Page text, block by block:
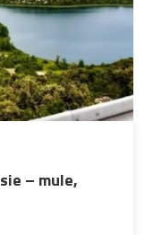
– mule,